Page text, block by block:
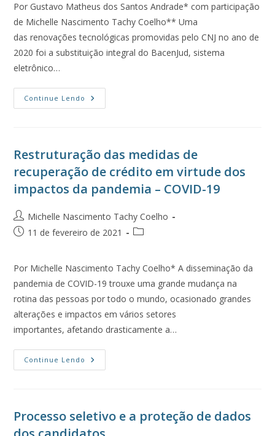
Por Gustavo Matheus dos Santos Andrade* com participação
de Michelle Nascimento Tachy Coelho** Uma
das renovações tecnológicas promovidas pelo CNJ no ano de
2020 foi a substituição integral do BacenJud, sistema
eletrônico…
Continue Lendo
Restruturação das medidas de
recuperação de crédito em virtude dos
impactos da pandemia – COVID-19
Michelle Nascimento Tachy Coelho
11 de fevereiro de 2021
Por Michelle Nascimento Tachy Coelho* A disseminação da
pandemia de COVID-19 trouxe uma grande mudança na
rotina das pessoas por todo o mundo, ocasionado grandes
alterações e impactos em vários setores
importantes, afetando drasticamente a…
Continue Lendo
Processo seletivo e a proteção de dados